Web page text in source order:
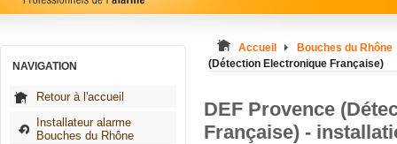
NAVIGATION
Retour à l'accueil
Installateur alarme
Bouches du Rhône
Accueil
Bouches du Rhône
(Détection Electronique Française)
DEF Provence
Française) -